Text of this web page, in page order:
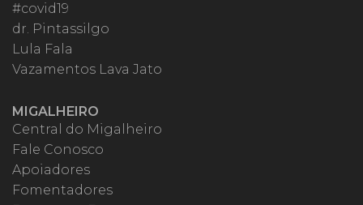
#covid19
dr. Pintassilgo
Lula Fala
Vazamentos Lava Jato
MIGALHEIRO
Central do Migalheiro
Fale Conosco
Apoiadores
Fomentadores